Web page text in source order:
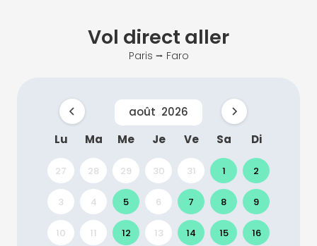
Vol direct aller
Paris ⭢ Faro
août 2026
Lu
Ma Me Je Ve Sa Di
27 28 29 30 31 1 2
3 4 5 6 7 8 9
10 11 12 13 14 15 16